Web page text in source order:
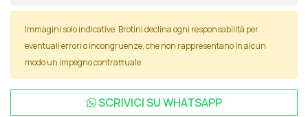
Immagini solo indicative. Brotini declina ogni responsabilità per
eventuali errori o incongruenze, che non rappresentano in alcun
modo un impegno contrattuale.
SCRIVICI SUWHATSAPP